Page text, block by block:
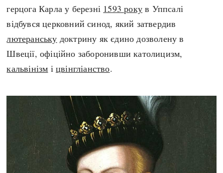
герцога Карла у березні 1593 року в Уппсалі
відбувся церковний синод, який затвердив
лютеранську доктрину як єдино дозволену в
Швеції, офіційно заборонивши католицизм,
кальвінізм іцвінгліанство.